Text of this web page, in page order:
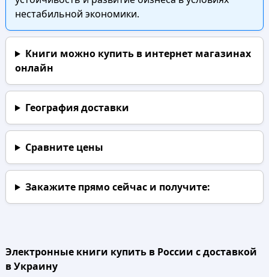
нестабильной экономики.
Книги можно купить в интернет магазинах
онлайн
География доставки
Сравните цены
Закажите прямо сейчаси получите:
Электронные книги купить в России с доставкой
в Украину